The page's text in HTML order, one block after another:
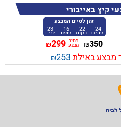
קיץ באייבורי
זמן לסיום המבצע
24
שניות 22
דקות 16
שעות 23
ימים
350
₪ מחיר
מבצע 299
₪
מבצע באילת253
₪